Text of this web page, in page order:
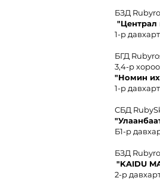
БЗД
"Централ
1-р
БГД
3,4-р
"Номин иx
1-р
СБД
Б1-р
БЗД
"KAIDU
2-р